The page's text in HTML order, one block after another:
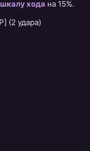
хода на 15%.
(2 удара)